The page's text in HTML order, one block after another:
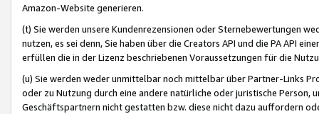
Amazon-Website generieren.
(t) Sie werden unsere Kundenrezensionen oder Sternebewertungen
nutzen, es sei denn, Sie haben über die Creators API und die PA API
erfüllen die in der Lizenz beschriebenen Voraussetzungen für die
(u) Sie werden weder unmittelbar noch mittelbar über Partner-Links
oder zu Nutzung durch eine andere natürliche oder juristische
Geschäftspartnern nicht gestatten bzw. diese nicht dazu auffordern